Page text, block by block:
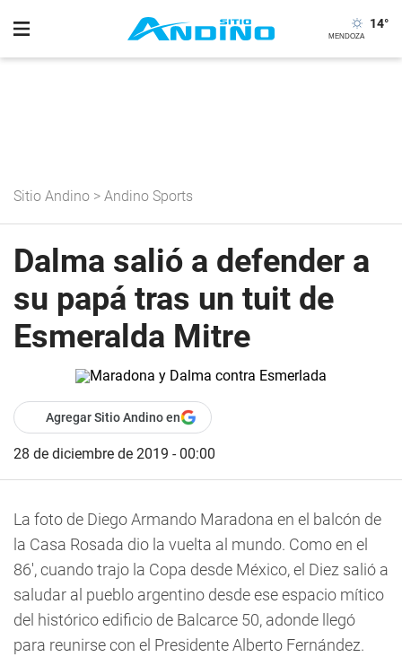
14°
Sitio Andino > Andino Sports
Dalma salió a defender a
su papá tras un tuit de
Esmeralda Mitre
Agregar Sitio Andino en
28 de diciembre de 2019 - 00:00
La foto de Diego Armando Maradona en el balcón de
la Casa Rosada dio la vuelta al mundo. Como en el
86', cuando trajo la Copa desde México, el Diez salió a
saludar al pueblo argentino desde ese espacio mítico
del histórico edificio de Balcarce 50, adonde llegó
para reunirse con el Presidente Alberto Fernández.